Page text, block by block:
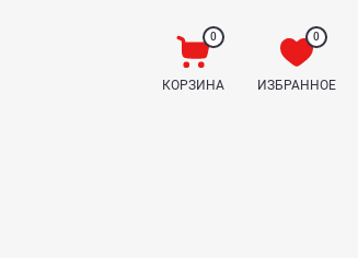
0
КОРЗИНА
0
ИЗБРАННОЕ